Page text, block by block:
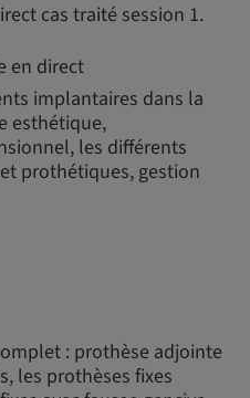
cas traité session 1.
en direct
implantaires dans la
esthétique,
les différents
prothétiques, gestion
: prothèse adjointe
les prothèses fixes